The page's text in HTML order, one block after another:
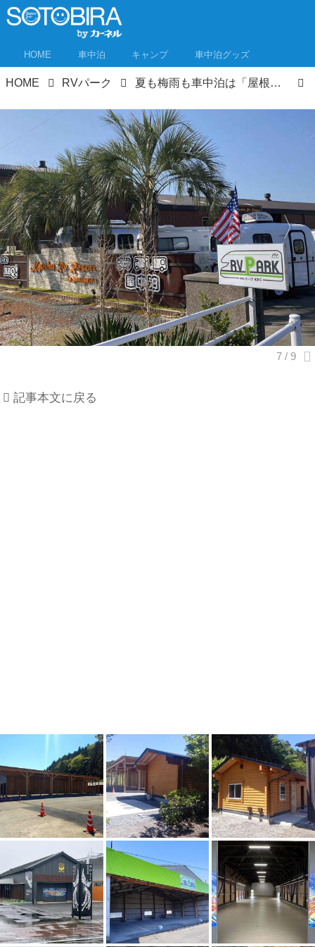
HOME 車中泊 キャンプ 車中泊グッズ
HOME RVパーク 夏も梅雨も車中泊は「屋根付きRVパーク」がおすすめ！ 屋内型RVパーク3選 日差しや雨をブロック！
記事本文に戻る